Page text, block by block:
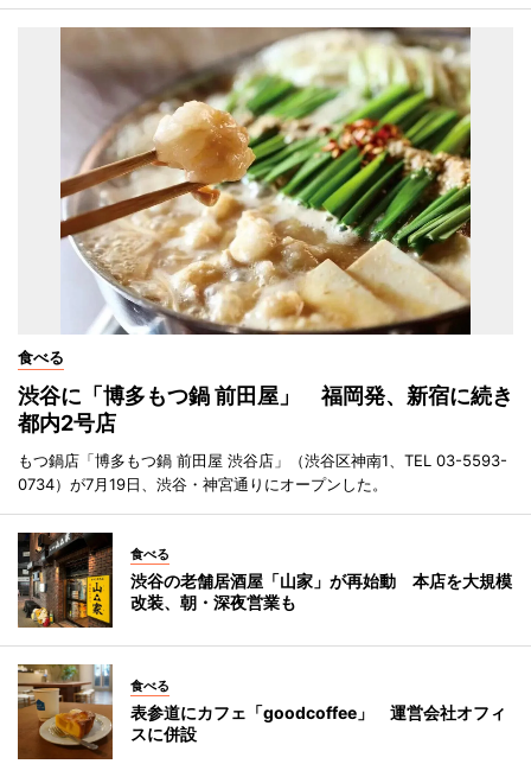
食べる
渋谷に「博多もつ鍋 前田屋」 福岡発、新宿に続き
都内2号店
もつ鍋店「博多もつ鍋 前田屋 渋谷店」（渋谷区神南1、TEL 03-5593-
0734）が7月19日、渋谷・神宮通りにオープンした。
食べる
渋谷の老舗居酒屋「山家」が再始動 本店を大規模
改装、朝・深夜営業も
食べる
表参道にカフェ「goodcoffee」 運営会社オフィ
スに併設